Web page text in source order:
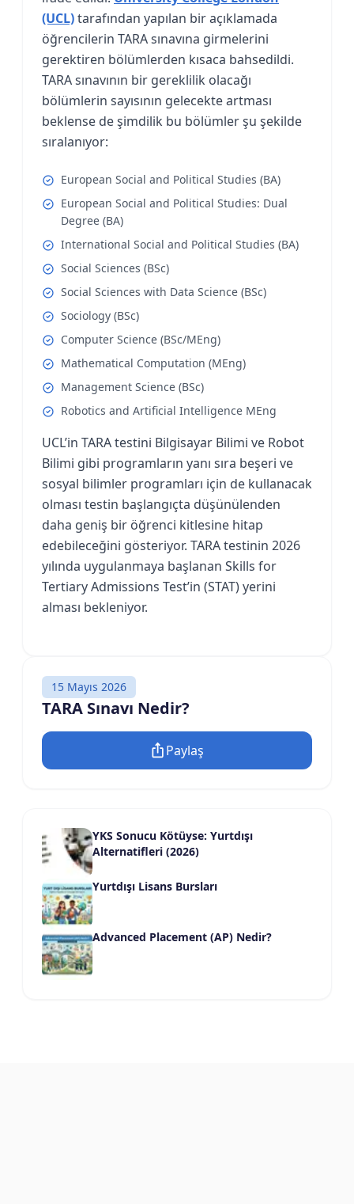
(UCL)tarafından yapılan bir açıklamada
öğrencilerin TARA sınavına girmelerini
gerektiren bölümlerden kısaca bahsedildi.
TARA sınavının bir gereklilik olacağı
bölümlerin sayısının gelecekte artması
beklense de şimdilik bu bölümler şu şekilde
sıralanıyor:
European Social and Political Studies (BA)
European Social and Political Studies: Dual
Degree (BA)
International Social and Political Studies (BA)
Social Sciences (BSc)
Social Sciences with Data Science (BSc)
Sociology (BSc)
Computer Science (BSc/MEng)
Mathematical Computation (MEng)
Management Science (BSc)
Robotics and Artificial Intelligence MEng
UCL’in TARA testini Bilgisayar Bilimi ve Robot
Bilimi gibi programların yanı sıra beşeri ve
sosyal bilimler programları için de kullanacak
olması testin başlangıçta düşünülenden
daha geniş bir öğrenci kitlesine hitap
edebileceğini gösteriyor. TARA testinin 2026
yılında uygulanmaya başlanan Skills for
Tertiary Admissions Test’in (STAT) yerini
alması bekleniyor.
15 Mayıs 2026
TARA Sınavı Nedir?
Paylaş
YKS Sonucu Kötüyse: Yurtdışı
Alternatifleri (2026)
Yurtdışı Lisans Bursları
Advanced Placement (AP) Nedir?